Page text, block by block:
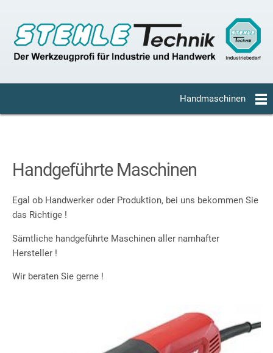
Handmaschinen
Handgeführte Maschinen
Egal ob Handwerker oder Produktion, bei uns bekommen Sie
das Richtige !
Sämtliche handgeführte Maschinen aller namhafter
Hersteller !
Wir beraten Sie gerne !